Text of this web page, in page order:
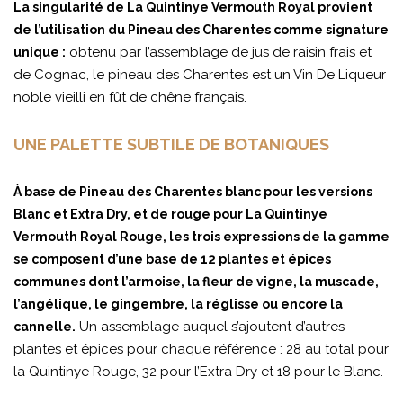
La singularité de La Quintinye Vermouth Royal provient
de l’utilisation du Pineau des Charentes comme signature
unique : obtenu par l’assemblage de jus de raisin frais et
de Cognac, le pineau des Charentes est un Vin De Liqueur
noble vieilli en fût de chêne français.
UNE PALETTE SUBTILE DE BOTANIQUES
À base de Pineau des Charentes blanc pour les versions
Blanc et Extra Dry, et de rouge pour La Quintinye
Vermouth Royal Rouge, les trois expressions de la gamme
se composent d’une base de 12 plantes et épices
communes dont l’armoise, la fleur de vigne, la muscade,
l’angélique, le gingembre, la réglisse ou encore la
cannelle. Un assemblage auquel s’ajoutent d’autres
plantes et épices pour chaque référence : 28 au total pour
la Quintinye Rouge, 32 pour l’Extra Dry et 18 pour le Blanc.